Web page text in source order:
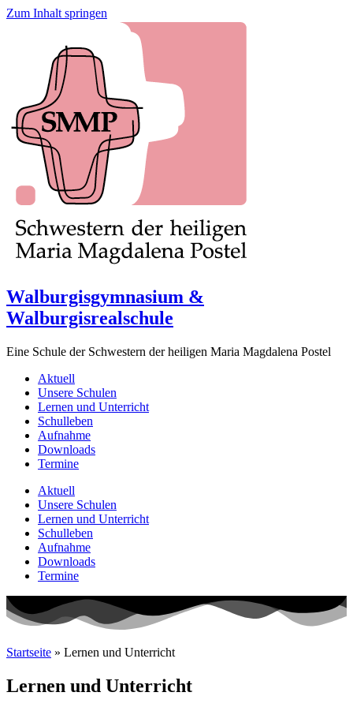
Zum Inhalt springen
Walburgisgymnasium &
Walburgisrealschule
Eine Schule der Schwestern der heiligen Maria Magdalena Postel
Aktuell
Unsere Schulen
Lernen und Unterricht
Schulleben
Aufnahme
Downloads
Termine
Aktuell
Unsere Schulen
Lernen und Unterricht
Schulleben
Aufnahme
Downloads
Termine
Startseite » Lernen und Unterricht
Lernen und Unterricht